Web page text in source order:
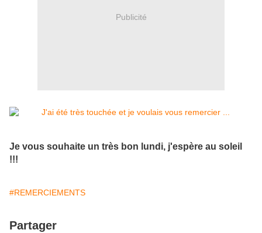
Publicité
Je vous souhaite un très bon lundi, j'espère au soleil
!!!
#REMERCIEMENTS
Partager